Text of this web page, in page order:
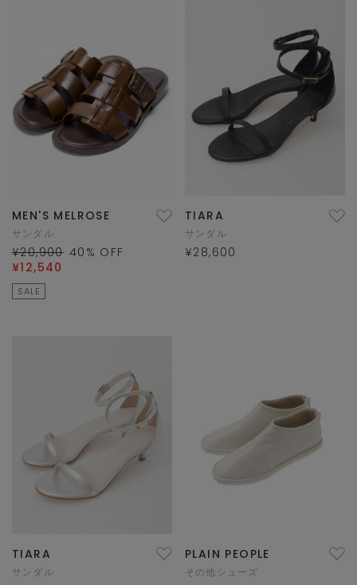
MEN'S MELROSE
サンダル
¥20,900 40 % OFF
¥12,540
SALE
TIARA
サンダル
¥28,600
TIARA
サンダル
PLAIN PEOPLE
その他シューズ